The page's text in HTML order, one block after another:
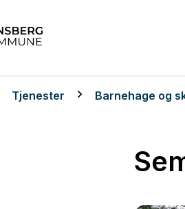
Tjenester Barnehage og